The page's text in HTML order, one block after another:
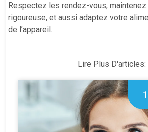
Respectez les rendez-vous, maintenez
rigoureuse, et aussi adaptez votre
de l’appareil.
Lire Plus D'articles: